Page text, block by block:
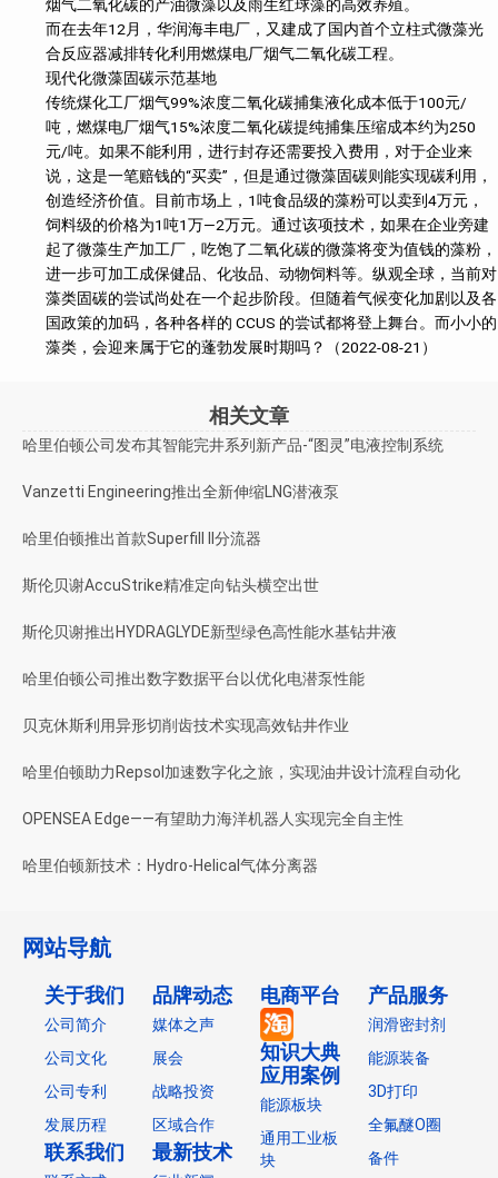
烟气二氧化碳的产油微藻以及雨生红球藻的高效养殖。
而在去年12月，华润海丰电厂，又建成了国内首个立柱式微藻光
合反应器减排转化利用燃煤电厂烟气二氧化碳工程。
现代化微藻固碳示范基地
传统煤化工厂烟气99%浓度二氧化碳捕集液化成本低于100元/
吨，燃煤电厂烟气15%浓度二氧化碳提纯捕集压缩成本约为250
元/吨。如果不能利用，进行封存还需要投入费用，对于企业来
说，这是一笔赔钱的“买卖”，但是通过微藻固碳则能实现碳利用，
创造经济价值。目前市场上，1吨食品级的藻粉可以卖到4万元，
饲料级的价格为1吨1万—2万元。通过该项技术，如果在企业旁建
起了微藻生产加工厂，吃饱了二氧化碳的微藻将变为值钱的藻粉，
进一步可加工成保健品、化妆品、动物饲料等。纵观全球，当前对
藻类固碳的尝试尚处在一个起步阶段。但随着气候变化加剧以及各
国政策的加码，各种各样的 CCUS 的尝试都将登上舞台。而小小的
藻类，会迎来属于它的蓬勃发展时期吗？（2022-08-21）
相关文章
哈里伯顿公司发布其智能完井系列新产品-“图灵”电液控制系统
Vanzetti Engineering推出全新伸缩LNG潜液泵
哈里伯顿推出首款Superfill II分流器
斯伦贝谢AccuStrike精准定向钻头横空出世
斯伦贝谢推出HYDRAGLYDE新型绿色高性能水基钻井液
哈里伯顿公司推出数字数据平台以优化电潜泵性能
贝克休斯利用异形切削齿技术实现高效钻井作业
哈里伯顿助力Repsol加速数字化之旅，实现油井设计流程自动化
OPENSEA Edge——有望助力海洋机器人实现完全自主性
哈里伯顿新技术：Hydro-Helical气体分离器
网站导航
关于我们
公司简介
公司文化
公司专利
发展历程
联系我们
品牌动态
媒体之声
展会
战略投资
区域合作
最新技术
电商平台
知识大典
应用案例
能源板块
通用工业板
块
产品服务
润滑密封剂
能源装备
3D打印
全氟醚O圈
备件